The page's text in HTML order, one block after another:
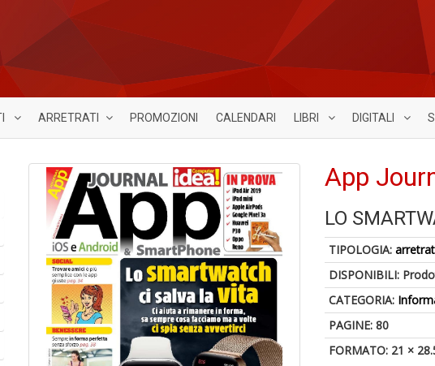
ARRETRATI PROMOZIONI CALENDARI LIBRI DIGITALI
App
LO
TIPOLOGIA:
DISPONIBILI:
CATEGORIA:
PAGINE: 80
FORMATO: 21 ×